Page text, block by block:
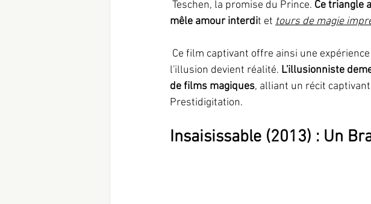
Teschen, la promise du Prince. Ce triangle
mêle amour interdit et tours de magie
l'illusion devient réalité. L'illusionniste
de films magiques, alliant un récit
Prestidigitation.
Insaisissable (2013) : Un